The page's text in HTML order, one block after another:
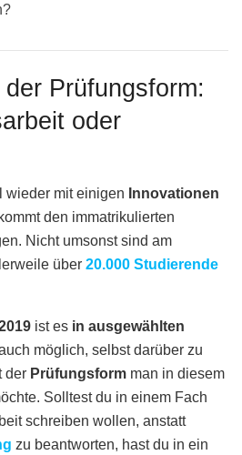
Prüfungsform:
oder
wieder mit einigen Innovationen
den immatrikulierten
Nicht umsonst sind am
über 20.000 Studierende
ist es in ausgewählten
möglich, selbst darüber zu
der Prüfungsform man in diesem
Solltest du in einem Fach
schreiben wollen, anstatt
zu beantworten, hast du in ein